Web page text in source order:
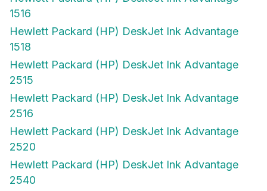
1516
Hewlett Packard (HP) DeskJet Ink Advantage
1518
Hewlett Packard (HP) DeskJet Ink Advantage
2515
Hewlett Packard (HP) DeskJet Ink Advantage
2516
Hewlett Packard (HP) DeskJet Ink Advantage
2520
Hewlett Packard (HP) DeskJet Ink Advantage
2540